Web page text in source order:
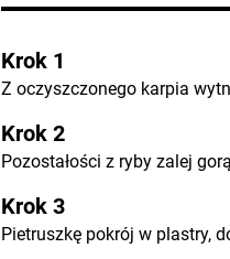
Krok 1
Z oczyszczonego karpia
Krok 2
Pozostałości z ryby zalej
Krok 3
Pietruszkę pokrój w plastry,